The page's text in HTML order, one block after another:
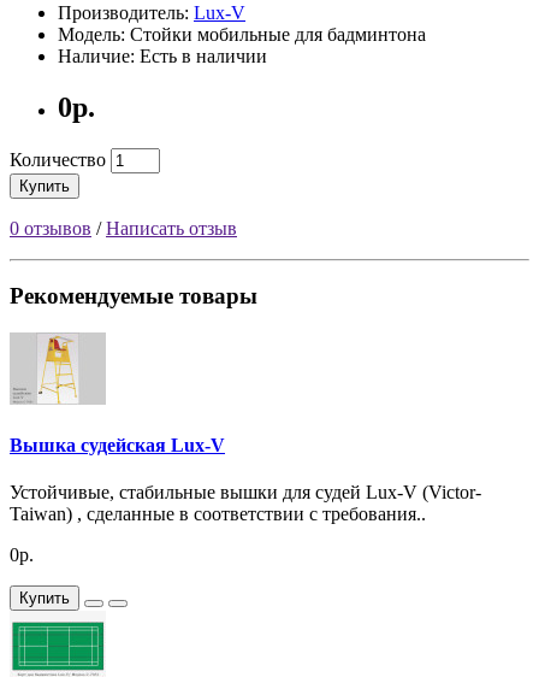
Производитель: Lux-V
Модель: Стойки мобильные для бадминтона
Наличие: Есть в наличии
0р.
Количество
Купить
0 отзывов /Написать отзыв
Рекомендуемые товары
Вышка судейская Lux-V
Устойчивые, стабильные вышки для судей Lux-V (Victor-
Taiwan) , сделанные в соответствии с требования..
0р.
Купить